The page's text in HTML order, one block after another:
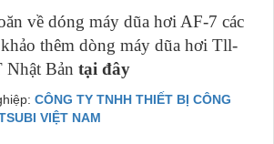
về dóng máy dũa hơi AF-7 các
thêm dòng máy dũa hơi Tll-
Nhật Bản tại đây
CÔNG TY TNHH THIẾT BỊ CÔNG
VIỆT NAM